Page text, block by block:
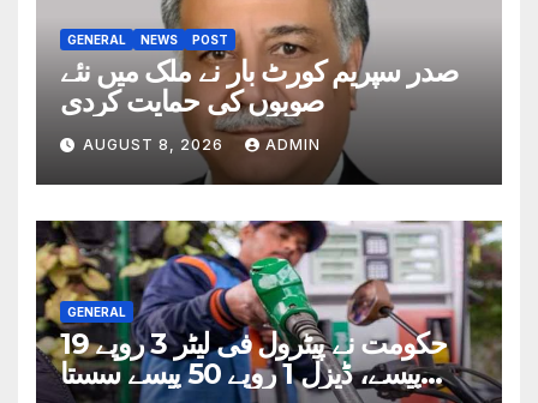
GENERAL NEWS POST
صدر سپریم کورٹ بار نے ملک میں نئے
صوبوں کی حمایت کردی
AUGUST 8, 2026 ADMIN
GENERAL
حکومت نے پیٹرول فی لیٹر 3 روپے 19
پیسے، ڈیزل 1 روپے 50 پیسے سستا